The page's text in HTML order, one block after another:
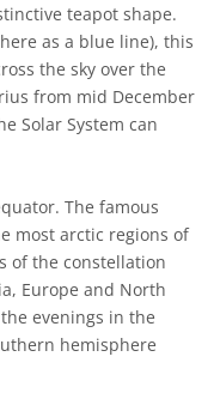
teapot shape.
as a blue line), this
the sky over the
from mid December
Solar System can
The famous
most arctic regions of
of the constellation
Europe and North
evenings in the
hemisphere